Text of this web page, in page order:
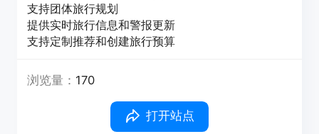
支持团体旅行规划
提供实时旅行信息和警报更新
支持定制推荐和创建旅行预算
浏览量： 170
打开站点